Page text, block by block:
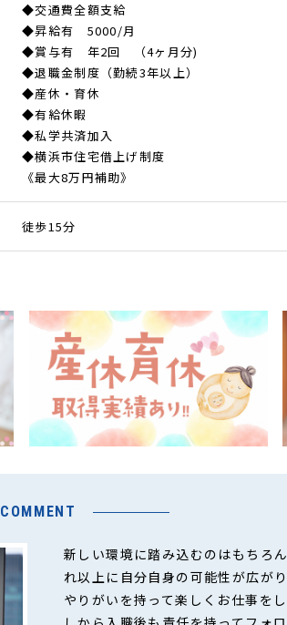
◆交通費全額支給
◆昇給有 5000/月
◆賞与有 年2回 （4ヶ月分)
◆退職金制度（勤続3年以上）
◆産休・育休
◆有給休暇
◆私学共済加入
◆横浜市住宅借上げ制度
《最大8万円補助》
徒歩15分
COMMENT
新しい環境に踏み込むのはもちろ
れ以上に自分自身の可能性が広がり
やりがいを持って楽しくお仕事を